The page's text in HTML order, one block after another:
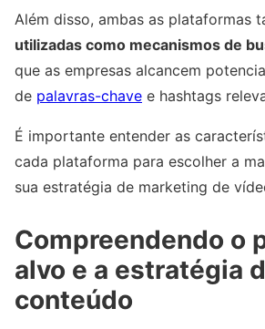
Além disso, ambas as plataformas
utilizadas como mecanismos de
que as empresas alcancem
de palavras-chave e hashtags
É importante entender as
cada plataforma para escolher a
sua estratégia de marketing de
Compreendendo o
alvo e a estratégia
conteúdo